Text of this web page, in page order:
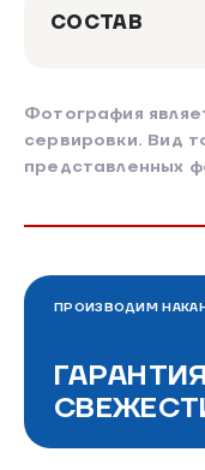
СОСТАВ
Фотография
сервировки. Вид
представленных
ПРОИЗВОДИМ
ГАРАНТИЯ